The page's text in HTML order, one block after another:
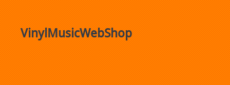
VinylMusicWebShop